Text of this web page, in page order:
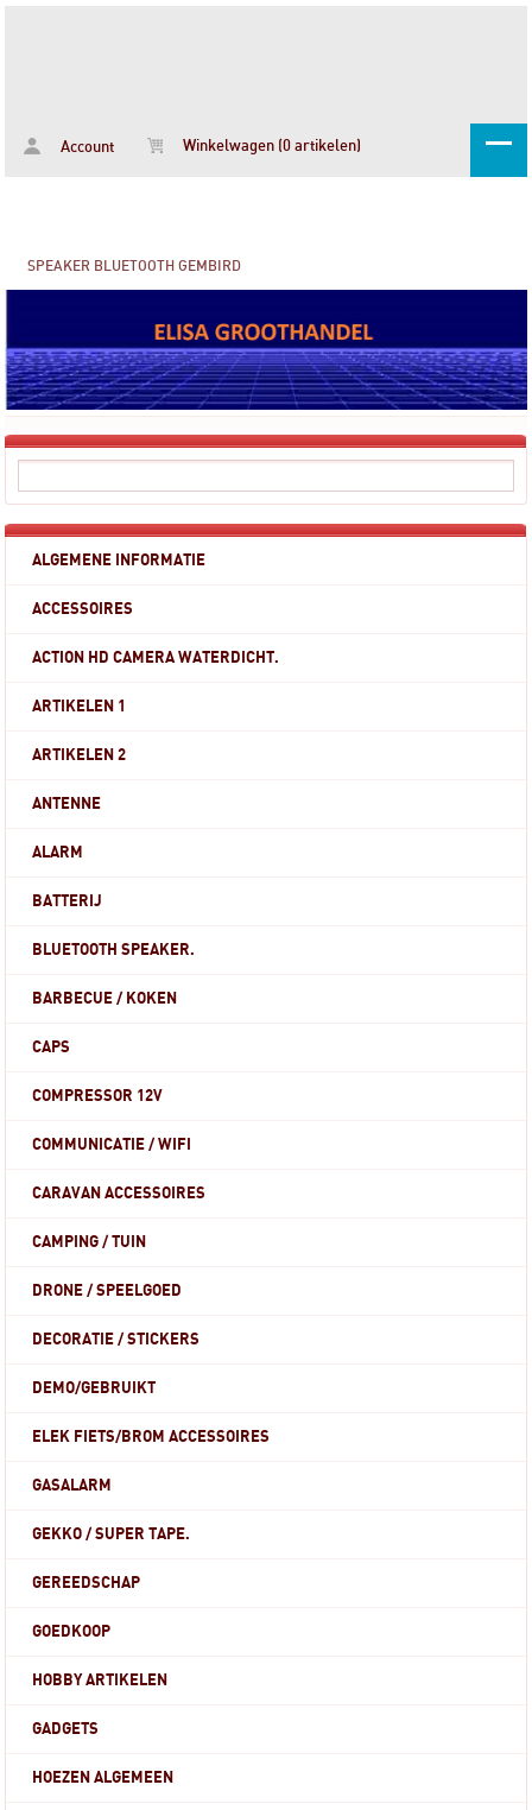
Account Winkelwagen (0 artikelen)
SPEAKER BLUETOOTH GEMBIRD
ALGEMENE INFORMATIE
ACCESSOIRES
ACTION HD CAMERA WATERDICHT.
ARTIKELEN 1
ARTIKELEN 2
ANTENNE
ALARM
BATTERIJ
BLUETOOTH SPEAKER.
BARBECUE / KOKEN
CAPS
COMPRESSOR 12V
COMMUNICATIE / WIFI
CARAVAN ACCESSOIRES
CAMPING / TUIN
DRONE / SPEELGOED
DECORATIE / STICKERS
DEMO/GEBRUIKT
ELEK FIETS/BROM ACCESSOIRES
GASALARM
GEKKO / SUPER TAPE.
GEREEDSCHAP
GOEDKOOP
HOBBY ARTIKELEN
GADGETS
HOEZEN ALGEMEEN